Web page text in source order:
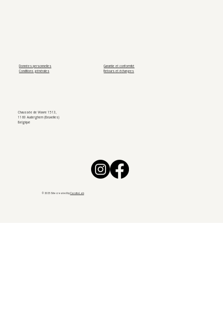
Données personnelles
Conditions générales
Chaussée de Wavre 1513,
1160 Auderghem (Bruxelles)
Belgique
Garantie et conformité
Retours et échanges
© 2025 Site created byCarotteLab